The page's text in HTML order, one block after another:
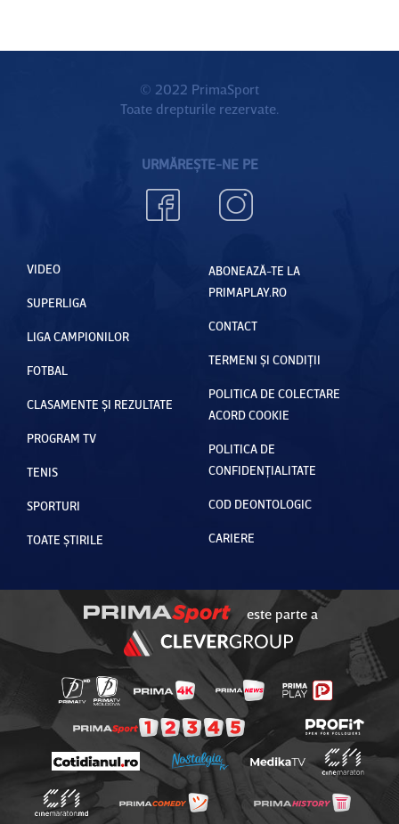
© 2022 PrimaSport
Toate drepturile rezervate.
URMĂREȘTE-NE PE
VIDEO
SUPERLIGA
LIGA CAMPIONILOR
FOTBAL
CLASAMENTE ȘI REZULTATE
PROGRAM TV
TENIS
SPORTURI
TOATE ȘTIRILE
ABONEAZĂ-TE LA
PRIMAPLAY.RO
CONTACT
TERMENI ȘI CONDIȚII
POLITICA DE COLECTARE
ACORD COOKIE
POLITICA DE
CONFIDENȚIALITATE
COD DEONTOLOGIC
CARIERE
este parte a